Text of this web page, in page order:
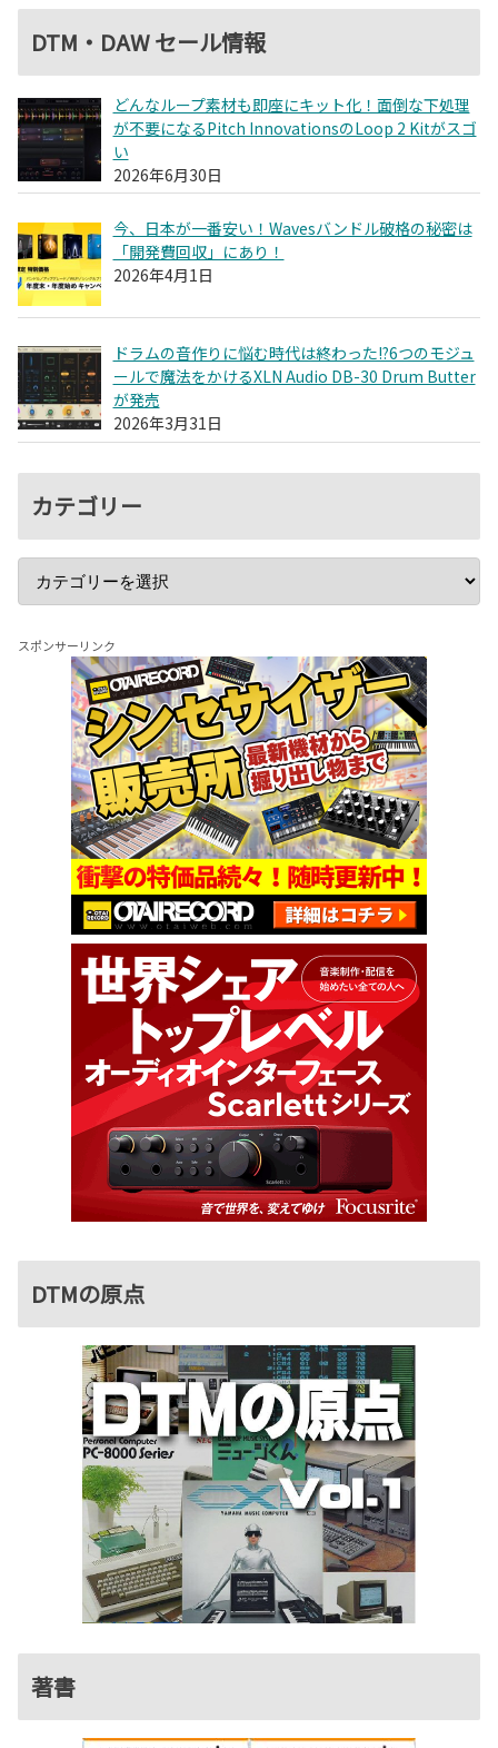
DTM・DAW セール情報
どんなループ素材も即座にキット化！面倒な下処理
が不要になるPitch InnovationsのLoop 2 Kitがスゴ
い
2026年6月30日
今、日本が一番安い！Wavesバンドル破格の秘密は
「開発費回収」にあり！
2026年4月1日
ドラムの音作りに悩む時代は終わった!?6つのモジュ
ールで魔法をかけるXLN Audio DB-30 Drum Butter
が発売
2026年3月31日
カテゴリー
スポンサーリンク
DTMの原点
著書